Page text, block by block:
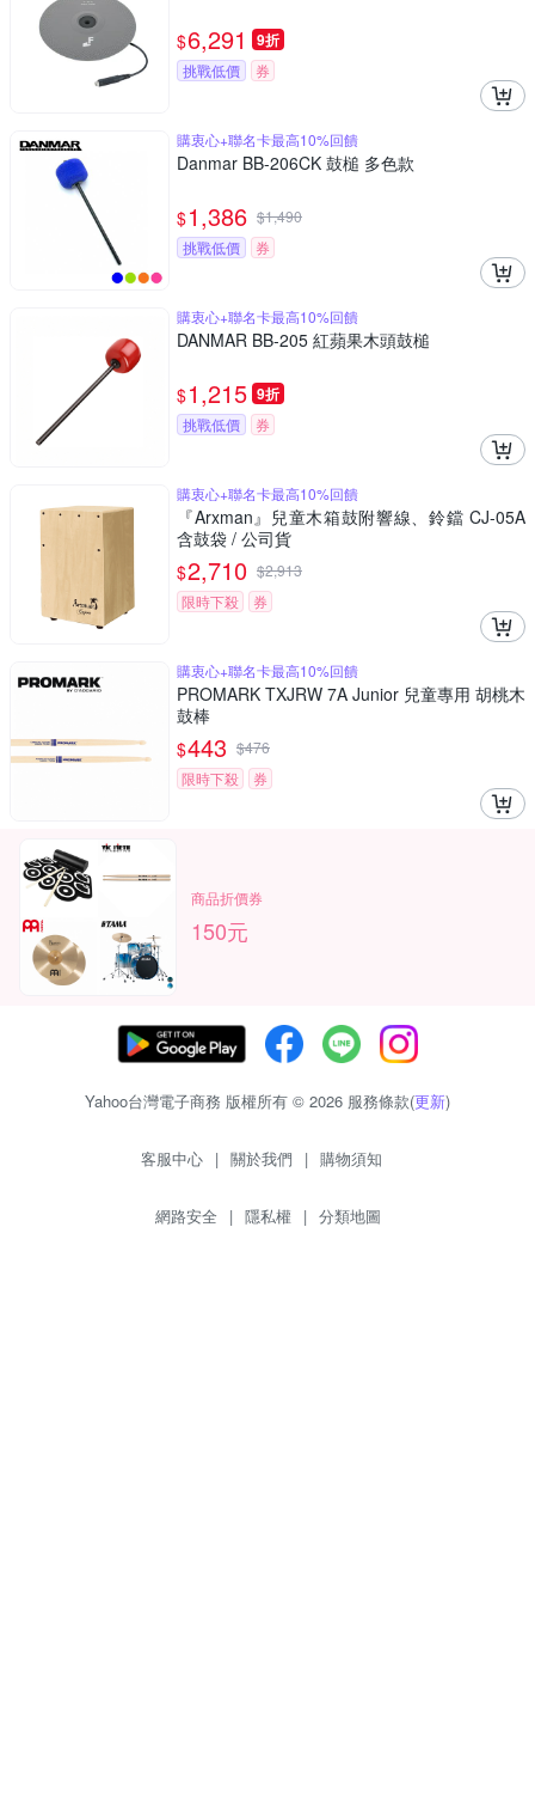
$6,291 9折
挑戰低價 券
購衷心+聯名卡最高10%回饋
Danmar BB-206CK 鼓槌 多色款
$1,386 $1,490
挑戰低價
券
購衷心+聯名卡最高10%回饋
DANMAR BB-205 紅蘋果木頭鼓槌
$1,215 9折
挑戰低價 券
購衷心+聯名卡最高10%回饋
『Arxman』兒童木箱鼓附響線、鈴鐺 CJ-05A
含鼓袋 / 公司貨
$2,710 $2,913
限時下殺
券
購衷心+聯名卡最高10%回饋
PROMARK TXJRW 7A Junior 兒童專用 胡桃木
鼓棒
$443 $476
限時下殺
券
商品折價券
150元
Yahoo台灣電子商務 版權所有 © 2026 服務條款(更新)
客服中心 | 關於我們 | 購物須知
網路安全 | 隱私權 | 分類地圖